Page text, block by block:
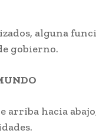
alguna
gobierno.
arriba hacia